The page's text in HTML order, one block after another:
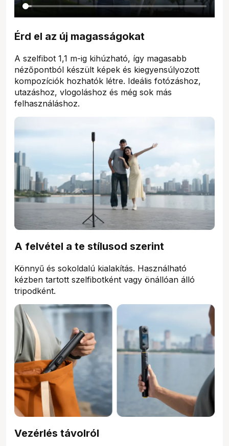
Érd el az új magasságokat
A szelfibot 1,1 m-ig kihúzható, így magasabb
nézőpontból készült képek és kiegyensúlyozott
kompozíciók hozhatók létre. Ideális fotózáshoz,
utazáshoz, vlogoláshoz és még sok más
felhasználáshoz.
A felvétel a te stílusod szerint
Könnyű és sokoldalú kialakítás. Használható
kézben tartott szelfibotként vagy önállóan álló
tripodként.
Vezérlés távolról